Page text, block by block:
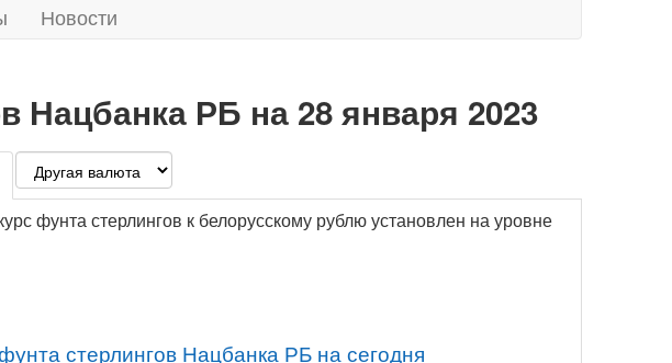
Новости
Нацбанка РБ на 28 января 2023
фунта стерлингов к белорусскому рублю установлен на уровне
стерлингов Нацбанка РБ на сегодня